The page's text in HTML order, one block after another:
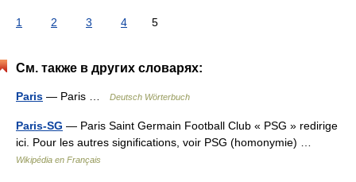
1 2 3 4 5
См. также в других словарях:
Paris — Paris … Deutsch Wörterbuch
Paris-SG — Paris Saint Germain Football Club « PSG » redirige
ici. Pour les autres significations, voir PSG (homonymie) …
Wikipédia en Français